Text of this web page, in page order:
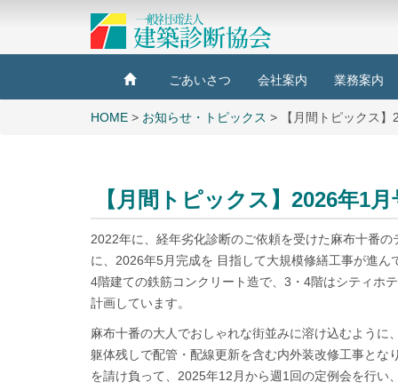
ごあいさつ 会社案内 業務案内
HOME > お知らせ・トピックス > 【月間トピックス】
【月間トピックス】2026年1月
2022年に、経年劣化診断のご依頼を受けた麻布十番
に、2026年5月完成を 目指して大規模修繕工事が進ん
4階建ての鉄筋コンクリート造で、3・4階はシティホ
計画しています。
麻布十番の大人でおしゃれな街並みに溶け込むように
躯体残しで配管・配線更新を含む内外装改修工事と
を請け負って、2025年12月から週1回の定例会を行い